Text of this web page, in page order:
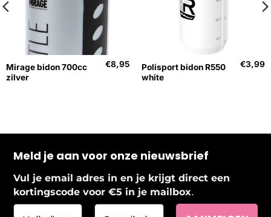
Mirage bidon 700cc
zilver
€8,95
Polisport bidon R550
white
€3,99
Meld je aan voor onze nieuwsbrief
Vul je email adres in en je krijgt direct een
kortingscode voor €5 in je mailbox.